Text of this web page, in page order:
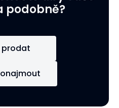
podobně?
prodat